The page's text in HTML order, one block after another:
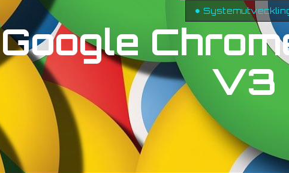
Google
V3